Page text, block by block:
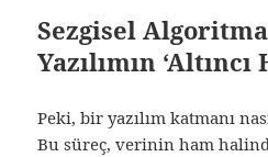
Sezgisel
Yazılımın ‘Altıncı
Peki, bir yazılım katmanı
Bu süreç, verinin ham